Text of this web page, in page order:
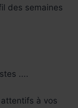
des semaines
....
à vos